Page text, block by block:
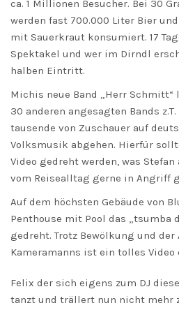
ca. 1 Millionen Besucher. Bei 30
werden fast 700.000 Liter Bier
mit Sauerkraut konsumiert. 17
Spektakel und wer im Dirndl
halben Eintritt.
Michis neue Band „Herr
30 anderen angesagten Bands
tausende von Zuschauer auf
Volksmusik abgehen. Hierfür
Video gedreht werden, was
vom Reisealltag gerne in Angriff
Auf dem höchsten Gebäude von
Penthouse mit Pool das „tsumba
gedreht. Trotz Bewölkung und der
Kameramanns ist ein tolles Video
Felix der sich eigens zum DJ
tanzt und trällert nun nicht mehr